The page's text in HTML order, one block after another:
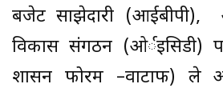
बजेट साझेदारी (आईबीपी),
विकास संगठन (ओर्इसिडी)
प्रशासन फोरम –वाटाफ) ले